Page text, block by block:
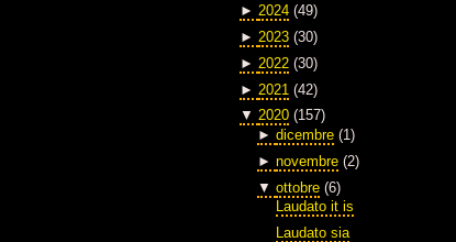
► 2024 (49)
► 2023 (30)
► 2022 (30)
► 2021 (42)
▼ 2020 (157)
► dicembre (1)
► novembre (2)
▼ ottobre (6)
Laudato it is
Laudato sia